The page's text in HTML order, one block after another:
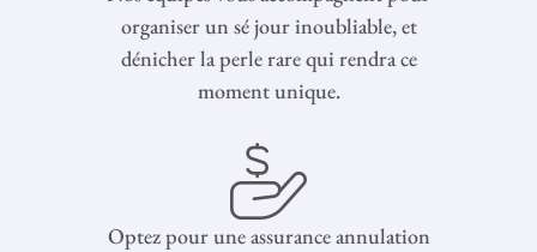
organiser un sé jour inoubliable, et
dénicher la perle rare qui rendra ce
moment unique.
Optez pour une assurance annulation